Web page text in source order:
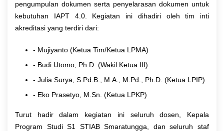
pengumpulan dokumen serta penyelarasan dokumen untuk
kebutuhan IAPT 4.0. Kegiatan ini dihadiri oleh tim inti
akreditasi yang terdiri dari:
- Mujiyanto (Ketua Tim/Ketua LPMA)
- Budi Utomo, Ph.D. (Wakil Ketua III)
- Julia Surya, S.Pd.B., M.A., M.Pd., Ph.D. (Ketua LPIP)
- Eko Prasetyo, M.Sn. (Ketua LPKP)
Turut hadir dalam kegiatan ini seluruh dosen, Kepala
Program Studi S1 STIAB Smaratungga, dan seluruh staf